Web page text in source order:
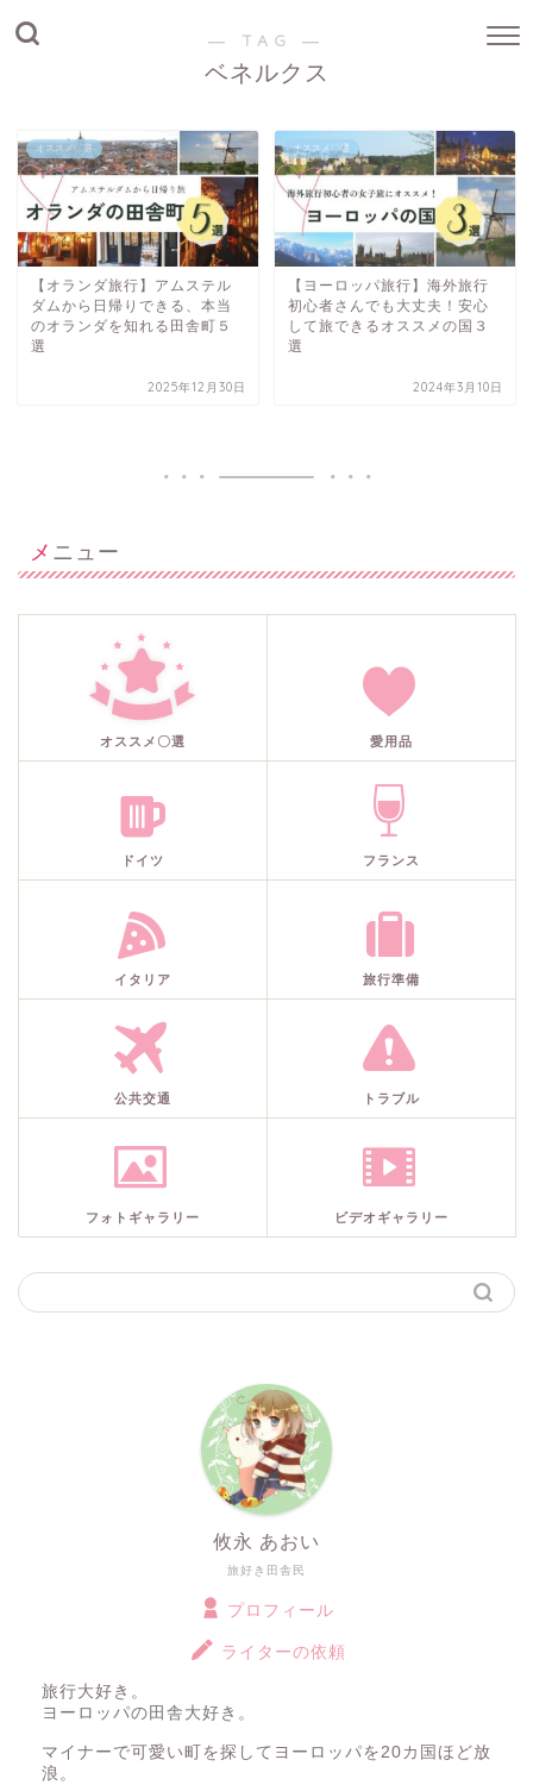
― TAG ―
ベネルクス
オススメ〇選
【オランダ旅行】アムステル
ダムから日帰りできる、本当
のオランダを知れる田舎町５
選
2025年12月30日
オススメ〇選
【ヨーロッパ旅行】海外旅行
初心者さんでも大丈夫！安心
して旅できるオススメの国３
選
2024年3月10日
メニュー
オススメ〇選 愛用品
ドイツ フランス
イタリア 旅行準備
公共交通 トラブル
フォトギャラリー ビデオギャラリー
旅好き田舎民
攸永 あおい
プロフィール
ライターの依頼
旅行大好き。
ヨーロッパの田舎大好き。
マイナーで可愛い町を探してヨーロッパを20カ国ほど放
浪。